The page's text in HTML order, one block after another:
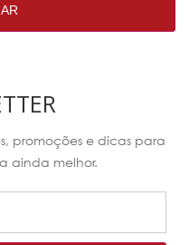
promoções e dicas para
ainda melhor.